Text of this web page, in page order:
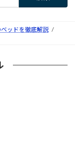
ッドを徹底解説